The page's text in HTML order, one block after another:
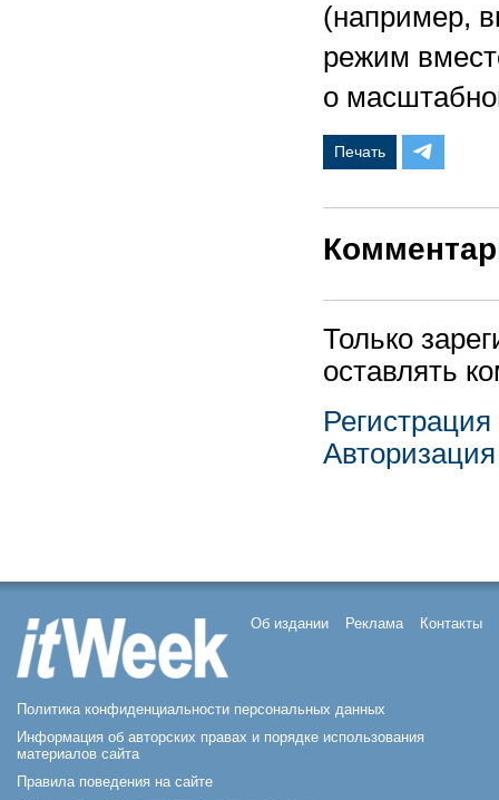
(например,
режим
о
Печать
Только
оставлять
Регистрация
Авторизация
Об издании Реклама Контакты
Политика конфиденциальности персональных данных
Информация об авторских правах и порядке использования
материалов сайта
Правила поведения на сайте